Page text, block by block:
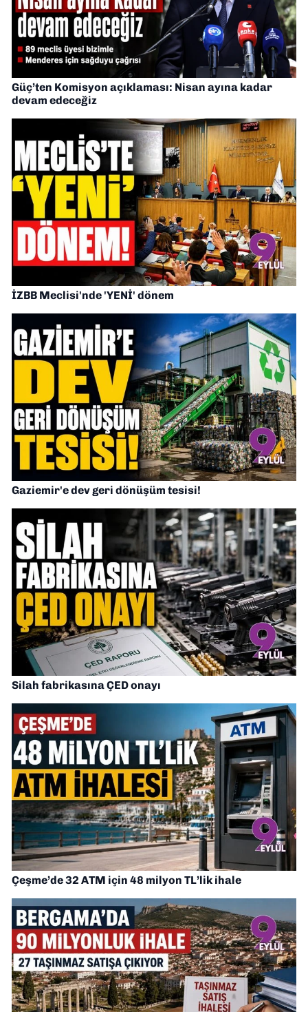
Güç’ten Komisyon açıklaması: Nisan ayına kadar
devam edeceğiz
İZBB Meclisi'nde 'YENİ' dönem
Gaziemir'e dev geri dönüşüm tesisi!
Silah fabrikasına ÇED onayı
Çeşme’de 32 ATM için 48 milyon TL’lik ihale